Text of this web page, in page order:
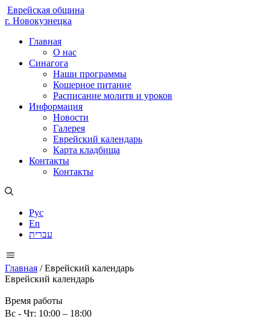
Еврейская община
г. Новокузнецка
Главная
О нас
Синагога
Наши программы
Кошерное питание
Расписание молитв и уроков
Информация
Новости
Галерея
Еврейский календарь
Карта кладбища
Контакты
Контакты
Рус
En
עברית
Главная /Еврейский календарь
Еврейский календарь
Время работы
Вс - Чт: 10:00 – 18:00